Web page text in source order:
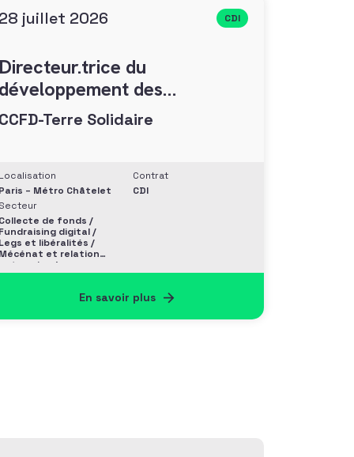
juillet 2026 CDI
du
des
(F/H)
Terre Solidaire
– Métro Châtelet
de fonds /
digital /
et libéralités /
et relation
/
et
Contrat
CDI
En savoir plus